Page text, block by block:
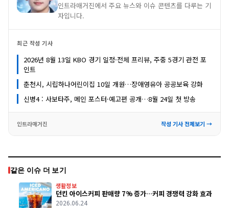
인트라매거진에서 주요 뉴스와 이슈 콘텐츠를 다루는 기
자입니다.
최근 작성 기사
2026년 8월 13일 KBO 경기 일정·전체 프리뷰, 주중 5경기 관전 포
인트
춘천시, 시립하나어린이집 10일 개원…장애영유아 공공보육 강화
신병4 : 사보타주, 메인 포스터·예고편 공개…8월 24일 첫 방송
인트라매거진 작성 기사 전체보기 →
같은 이슈 더 보기
생활정보
던킨 아이스커피 판매량 7% 증가…커피 경쟁력 강화 효과
2026.06.24